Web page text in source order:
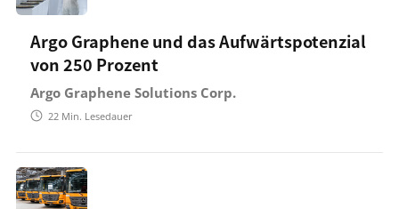
Argo Graphene und das Aufwärtspotenzial
von 250 Prozent
Argo Graphene Solutions Corp.
22 Min. Lesedauer